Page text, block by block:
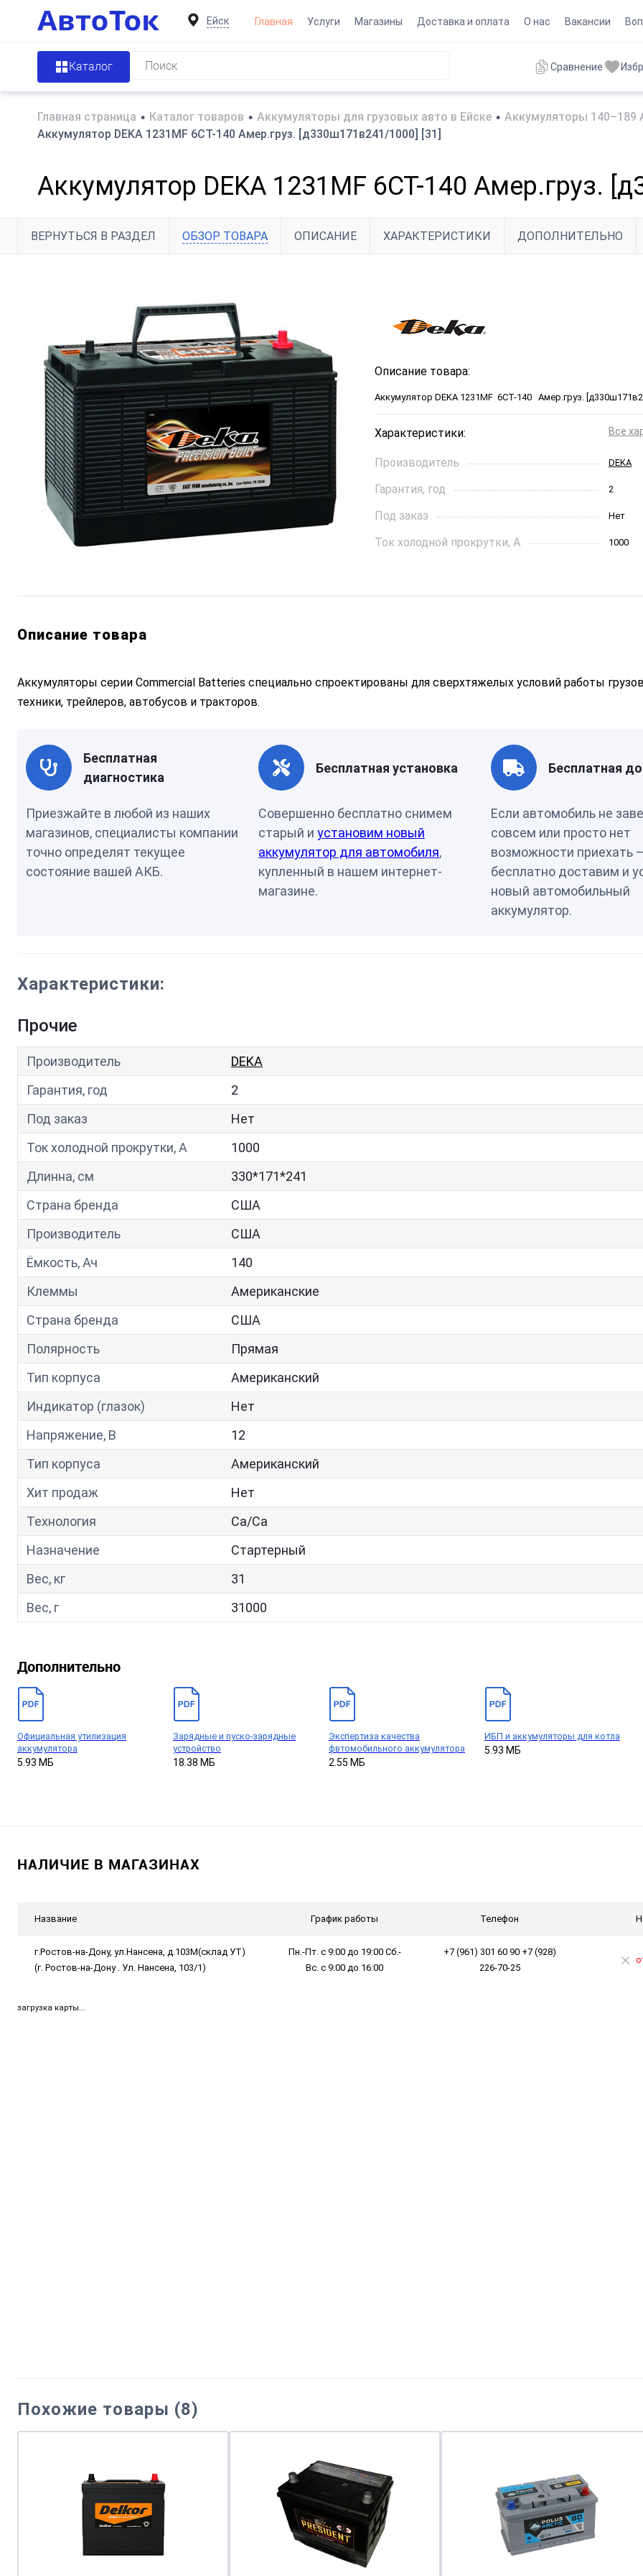
Ейск Главная Услуги Магазины Доставка и оплата О нас Вакансии
Каталог Сравнение
Главная страница • Каталог товаров • Аккумуляторы для грузовых авто в Ейске • Аккумуляторы 140–189
Аккумулятор DEKA 1231MF 6СТ-140 Амер.груз. [д330ш171в241/1000] [31]
Аккумулятор DEKA 1231MF 6СТ-140 Амер.груз.
ВЕРНУТЬСЯ В РАЗДЕЛ ОБЗОР ТОВАРА ОПИСАНИЕ ХАРАКТЕРИСТИКИ ДОПОЛНИТЕЛЬНО
Описание товара:
Аккумулятор DEKA 1231MF 6СТ-140 Амер.груз.
Характеристики: Все
Производитель DEKA
Гарантия, год 2
Под заказ Нет
Ток холодной прокрутки, A 1000
Страна бренда США
Описание товара
Аккумуляторы серии Commercial Batteries специально спроектированы для сверхтяжелых условий работы
техники, трейлеров, автобусов и тракторов.
Бесплатная
диагностика
Приезжайте в любой из наших
магазинов, специалисты компании
точно определят текущее
состояние вашей АКБ.
Бесплатная установка
Совершенно бесплатно снимем
старый и установим новый
аккумулятор для автомобиля,
купленный в нашем интернет-
магазине.
Бесплатная
Если автомобиль не
совсем или просто нет
возможности приехать
бесплатно доставим и
новый автомобильный
аккумулятор.
Характеристики:
Прочие
Производитель
DEKA
Гарантия, год
2
Под заказ
Нет
Ток холодной прокрутки, A
1000
Длинна, см
330*171*241
Страна бренда
США
Производитель
США
Ёмкость, Ач
140
Клеммы
Американские
Страна бренда
США
Полярность
Прямая
Тип корпуса
Американский
Индикатор (глазок)
Нет
Напряжение, В
12
Тип корпуса
Американский
Хит продаж
Нет
Технология
Са/Са
Назначение
Стартерный
Вес, кг
31
Вес, г
31000
Дополнительно
Официальная утилизация
аккумулятора
5.93 МБ
Зарядные и пуско-зарядные
устройство
18.38 МБ
Экспертиза качества
фвтомобильного аккумулятора
2.55 МБ
ИБП и аккумуляторы для котла
5.93 МБ
НАЛИЧИЕ В МАГАЗИНАХ
Название График работы Телефон
г.Ростов-на-Дону, ул.Нансена, д.103М(склад УТ)
(г. Ростов-на-Дону . Ул. Нансена, 103/1)
Пн.-Пт. с 9:00 до 19:00 Сб.-
Вс. с 9:00 до 16:00
+7 (961) 301 60 90 +7 (928)
226-70-25
загрузка карты...
Похожие товары (8)